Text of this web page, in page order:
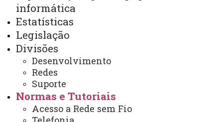
Webmail
Arquivo Virtual
informática
Estatísticas
Legislação
Divisões
Desenvolvimento
Redes
Suporte
Normas e Tutoriais
Acesso a Rede sem Fio